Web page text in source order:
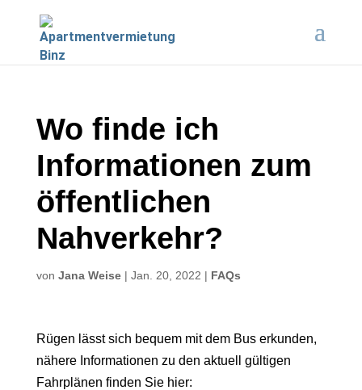
Wo finde ich
Informationen zum
öffentlichen
Nahverkehr?
von Jana Weise| Jan. 20, 2022 | FAQs
Rügen lässt sich bequem mit dem Bus erkunden,
nähere Informationen zu den aktuell gültigen
Fahrplänen finden Sie hier: